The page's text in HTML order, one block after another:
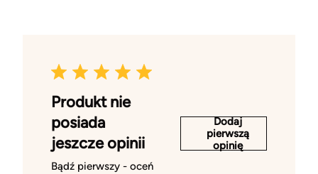
Produkt nie
posiada
jeszcze opinii
Bądź pierwszy - oceń
Dodaj
pierwszą
opinię